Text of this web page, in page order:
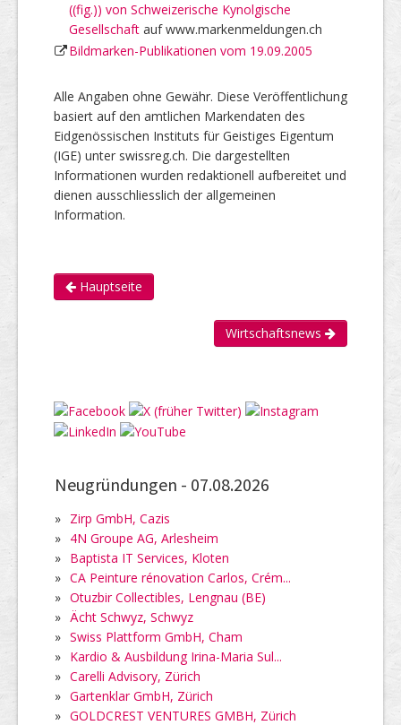
((fig.)) von Schweizerische Kynolgische
Gesellschaft auf www.markenmeldungen.ch
Bildmarken-Publikationen vom 19.09.2005
Alle Angaben ohne Gewähr. Diese Veröffentlichung
basiert auf den amtlichen Markendaten des
Eidgenössischen Instituts für Geistiges Eigentum
(IGE) unter swissreg.ch. Die dargestellten
Informationen wurden redaktionell aufbereitet und
dienen ausschliesslich der allgemeinen
Information.
Hauptseite
Wirtschaftsnews
Neugründungen - 07.08.2026
» Zirp GmbH, Cazis
» 4N Groupe AG, Arlesheim
» Baptista IT Services, Kloten
» CA Peinture rénovation Carlos, Crém...
» Otuzbir Collectibles, Lengnau (BE)
» Ächt Schwyz, Schwyz
» Swiss Plattform GmbH, Cham
» Kardio & Ausbildung Irina-Maria Sul...
» Carelli Advisory, Zürich
» Gartenklar GmbH, Zürich
» GOLDCREST VENTURES GMBH, Zürich